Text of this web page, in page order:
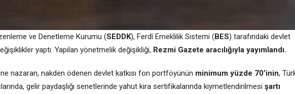
ve Denetleme Kurumu (SEDDK), Ferdî Emeklilik Sistemi (BES) tarafındaki devlet
yaptı. Yapılan yönetmelik değişikliği, Rezmi Gazete aracılığıyla yayımlandı.
nazaran, nakden ödenen devlet katkısı fon portföyünün minimum yüzde 70’inin,
gelir paydaşlığı senetlerinde yahut kira sertifikalarında kıymetlendirilmesi şartı